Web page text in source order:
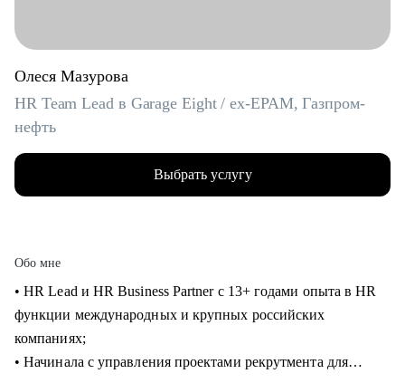
Олеся Мазурова
HR Team Lead в Garage Eight / ex-EPAM, Газпром-
нефть
Выбрать услугу
Обо мне
• HR Lead и HR Business Partner с 13+ годами опыта в HR
функции международных и крупных российских
компаниях;
• Начинала с управления проектами рекрутмента для